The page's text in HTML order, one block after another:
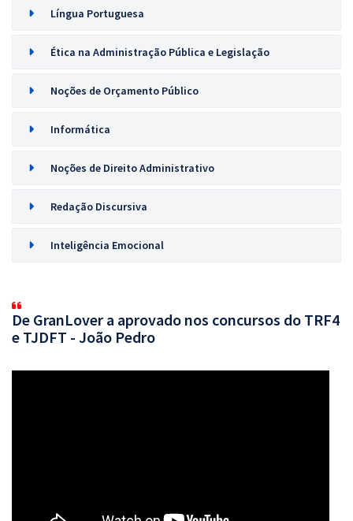
Língua Portuguesa
Ética na Administração Pública e Legislação
Noções de Orçamento Público
Informática
Noções de Direito Administrativo
Redação Discursiva
Inteligência Emocional
De GranLover a aprovado nos concursos do TRF4
e TJDFT - João Pedro